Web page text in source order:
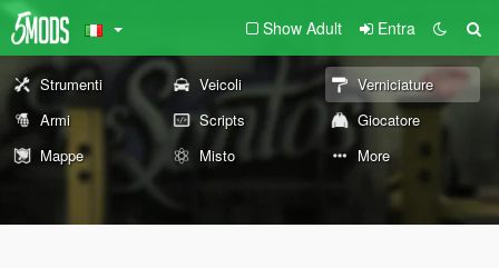
Show Adult Entra
Strumenti Veicoli
Verniciature
Armi
Scripts
Giocatore
Mappe
Misto More